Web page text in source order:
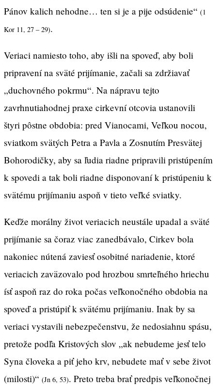
Pánov kalich nehodne… ten si je a pije odsúdenie“ (1
Kor 11, 27 – 29).
Veriaci namiesto toho, aby išli na spoveď, aby boli
pripravení na sväté prijímanie, začali sa zdržiavať
„duchovného pokrmu“. Na nápravu tejto
zavrhnutiahodnej praxe cirkevní otcovia ustanovili
štyri pôstne obdobia: pred Vianocami, Veľkou nocou,
sviatkom svätých Petra a Pavla a Zosnutím Presvätej
Bohorodičky, aby sa ľudia riadne pripravili pristúpením
k spovedi a tak boli riadne disponovaní k pristúpeniu k
svätému prijímaniu aspoň v tieto veľké sviatky.
Keďže morálny život veriacich neustále upadal a sväté
prijímanie sa čoraz viac zanedbávalo, Cirkev bola
nakoniec nútená zaviesť osobitné nariadenie, ktoré
veriacich zaväzovalo pod hrozbou smrteľného hriechu
ísť aspoň raz do roka počas veľkonočného obdobia na
spoveď a pristúpiť k svätému prijímaniu. Inak by sa
veriaci vystavili nebezpečenstvu, že nedosiahnu spásu,
pretože podľa Kristových slov „ak nebudeme jesť telo
Syna človeka a piť jeho krv, nebudete mať v sebe život
(milosti)“ (Jn 6, 53). Preto treba brať predpis veľkonočnej